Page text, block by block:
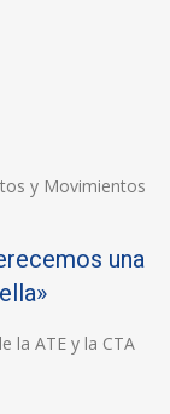
y Movimientos
una
la ATE y la CTA